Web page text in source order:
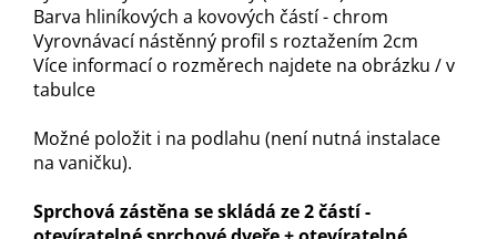
Barva hliníkových a kovových částí - chrom
Vyrovnávací nástěnný profil s roztažením 2cm
Více informací o rozměrech najdete na obrázku / v
tabulce
Možné položit i na podlahu (není nutná instalace
na vaničku).
Sprchová zástěna se skládá ze 2 částí -